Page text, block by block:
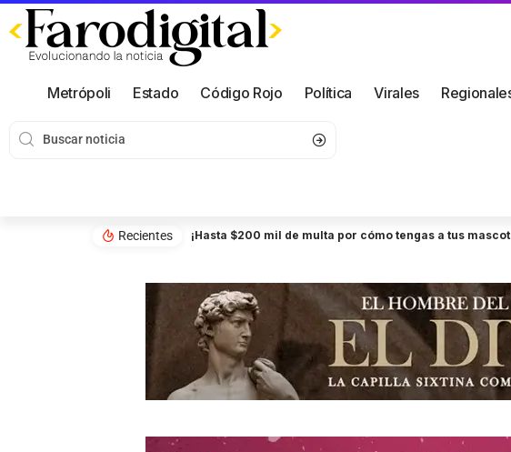
Metrópoli Estado Código Rojo Política Virales
Recientes ¡Hasta $200 mil de multa por cómo tengas a tus